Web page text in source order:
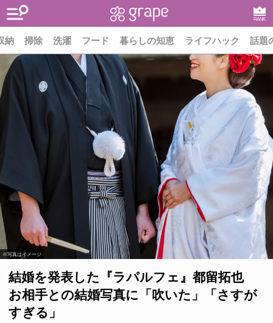
RANK
納 掃除 洗濯 フード 暮らしの知恵 ライフハック 話題
※写真はイメージ
結婚を発表した『ラパルフェ』都留拓也
お相手との結婚写真に「吹いた」「さすが
すぎる」